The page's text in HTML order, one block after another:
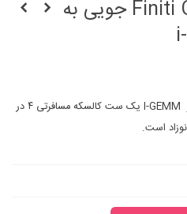
ست کالسکه Finiti Carbon جویی به
کالسکه Finiti برند جویی همراه با کریر I-GEMM یک ست کالسکه مسافرتی ۴ در